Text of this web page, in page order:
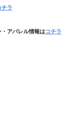
チラ
アパレル情報はコチラ